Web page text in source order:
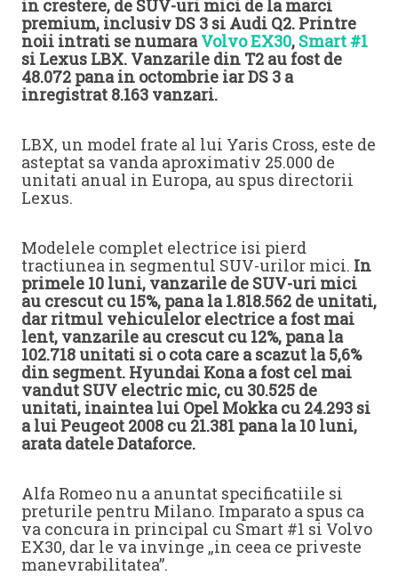
in crestere, de SUV-uri mici de la marci
premium, inclusiv DS 3 si Audi Q2. Printre
noii intrati se numaraVolvo EX30, Smart #1
si Lexus LBX. Vanzarile din T2 au fost de
48.072 pana in octombrie iar DS 3 a
inregistrat 8.163 vanzari.
LBX, un model frate al lui Yaris Cross, este de
asteptat sa vanda aproximativ 25.000 de
unitati anual in Europa, au spus directorii
Lexus.
Modelele complet electrice isi pierd
tractiunea in segmentul SUV-urilor mici. In
primele 10 luni, vanzarile de SUV-uri mici
au crescut cu 15%, pana la 1.818.562 de unitati,
dar ritmul vehiculelor electrice a fost mai
lent, vanzarile au crescut cu 12%, pana la
102.718 unitati si o cota care a scazut la 5,6%
din segment. Hyundai Kona a fost cel mai
vandut SUV electric mic, cu 30.525 de
unitati, inaintea lui Opel Mokka cu 24.293 si
a lui Peugeot 2008 cu 21.381 pana la 10 luni,
arata datele Dataforce.
Alfa Romeo nu a anuntat specificatiile si
preturile pentru Milano. Imparato a spus ca
va concura in principal cu Smart #1 si Volvo
EX30, dar le va invinge „in ceea ce priveste
manevrabilitatea”.